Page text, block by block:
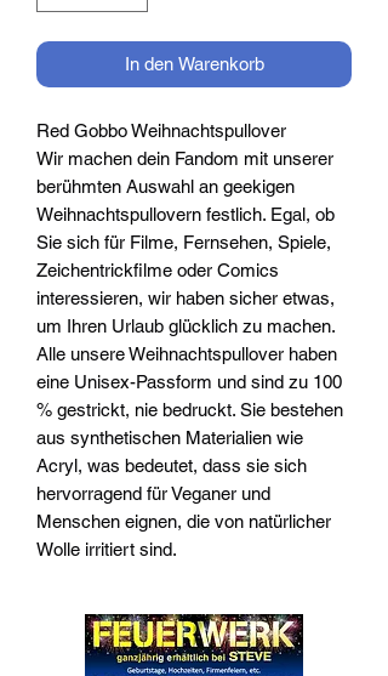
In den Warenkorb
Red Gobbo Weihnachtspullover
Wir machen dein Fandom mit unserer
berühmten Auswahl an geekigen
Weihnachtspullovern festlich. Egal, ob
Sie sich für Filme, Fernsehen, Spiele,
Zeichentrickfilme oder Comics
interessieren, wir haben sicher etwas,
um Ihren Urlaub glücklich zu machen.
Alle unsere Weihnachtspullover haben
eine Unisex-Passform und sind zu 100
% gestrickt, nie bedruckt. Sie bestehen
aus synthetischen Materialien wie
Acryl, was bedeutet, dass sie sich
hervorragend für Veganer und
Menschen eignen, die von natürlicher
Wolle irritiert sind.